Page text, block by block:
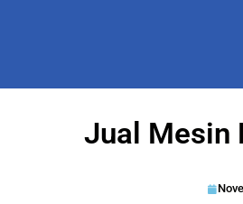
Jual Mesin